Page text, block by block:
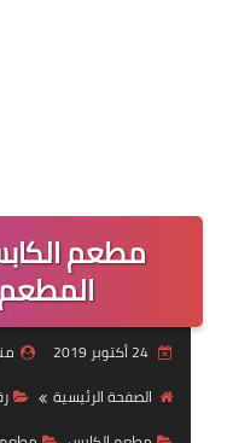
مطعم
المطعم
24 أكتوبر 2019
الصفحة الرئيسية